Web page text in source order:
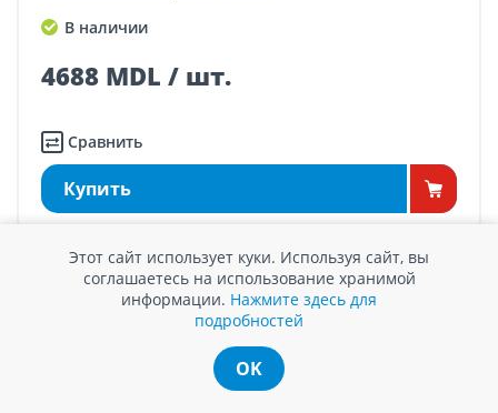
В наличии
4688 MDL / шт.
Сравнить
Купить
Этот сайт использует куки. Используя сайт, вы
соглашаетесь на использование хранимой
информации. Нажмите здесь для
подробностей
OK